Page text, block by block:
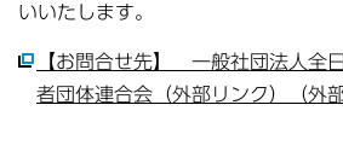
いいたします。
【お問合せ先】 一般社団法人全
者団体連合会（外部リンク）（外